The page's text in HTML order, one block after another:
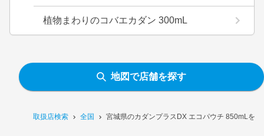
取扱店検索 全国 宮城県のカダンプラスDX エコパウチ 850mLを
植物まわりのコバエカダン 300mL
地図で店舗を探す